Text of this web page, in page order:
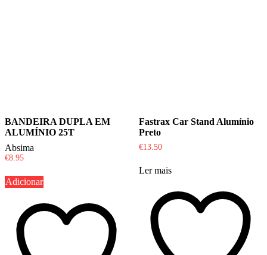
BANDEIRA DUPLA EM
ALUMÍNIO 25T
Absima
€8.95
Adicionar
Fastrax Car Stand Alumínio
Preto
€13.50
Ler mais